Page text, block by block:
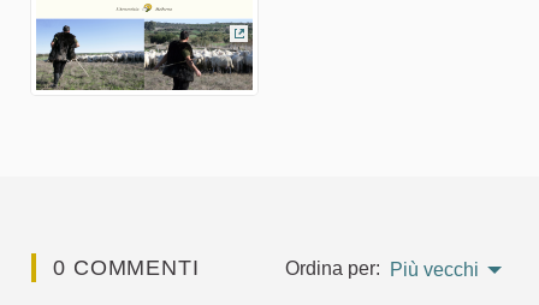
(Collegamento esterno)
0 COMMENTI Ordina per: Più vecchi